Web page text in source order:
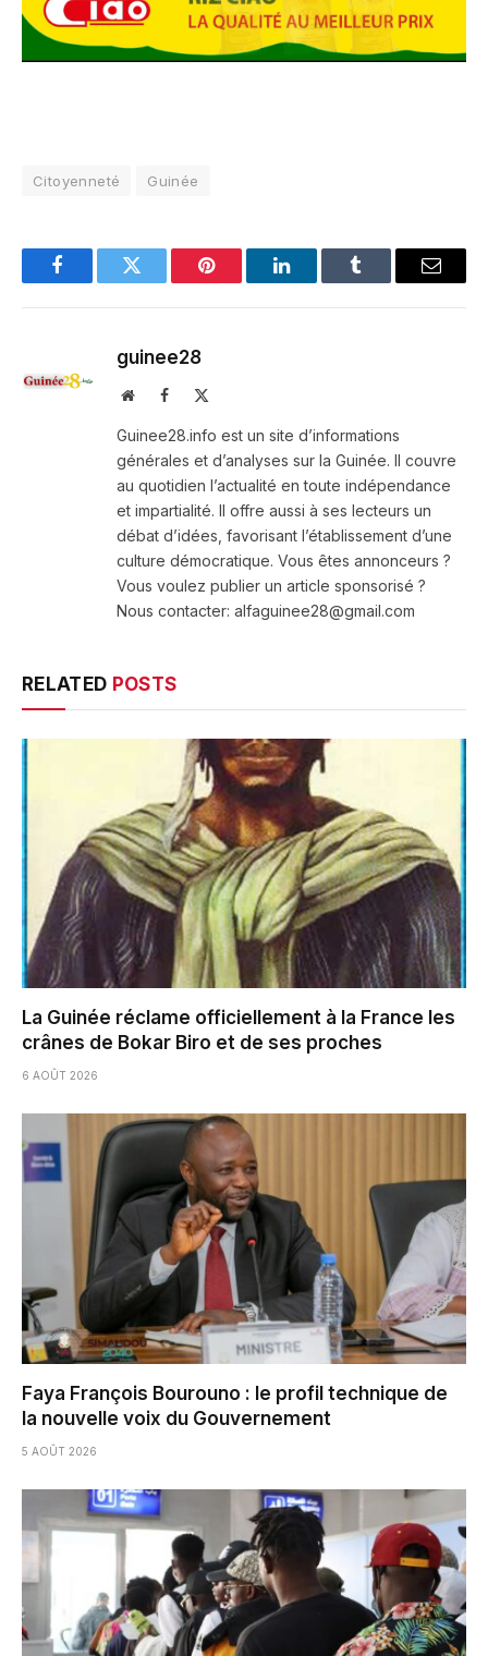
Citoyenneté Guinée
FacebookTwitter Pinterest LinkedInTumblr Email
guinee28
WebsiteFacebook
Guinee28.info est un site d’informations
générales et d’analyses sur la Guinée. Il couvre
au quotidien l’actualité en toute indépendance
et impartialité. Il offre aussi à ses lecteurs un
débat d’idées, favorisant l’établissement d’une
culture démocratique. Vous êtes annonceurs ?
Vous voulez publier un article sponsorisé ?
Nous contacter: alfaguinee28@gmail.com
RELATED POSTS
La Guinée réclame officiellement à la France les
crânes de Bokar Biro et de ses proches
6 AOÛT 2026
Faya François Bourouno : le profil technique de
la nouvelle voix du Gouvernement
5 AOÛT 2026